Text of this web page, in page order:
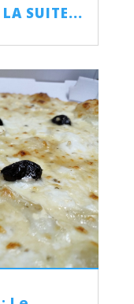
LA SUITE...